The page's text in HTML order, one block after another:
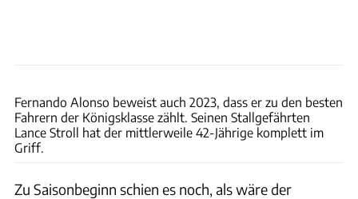
Fernando Alonso beweist auch 2023, dass er zu den besten
Fahrern der Königsklasse zählt. Seinen Stallgefährten
Lance Stroll hat der mittlerweile 42-Jährige komplett im
Griff.
Zu Saisonbeginn schien es noch, als wäre der